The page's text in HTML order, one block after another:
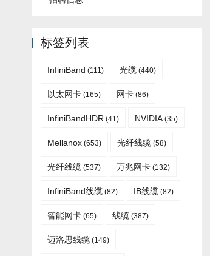
标签列表
InfiniBand (111) 光缆 (440)
以太网卡 (165) 网卡 (86)
InfiniBandHDR (41) NVIDIA(35)
Mellanox (653) 光纤线缆 (58)
光纤线缆​ (537) 万兆网卡 (132)
InfiniBand线缆 (82) IB线缆 (82)
智能网卡 (65) 线缆 (387)
迈洛思线缆 (149)